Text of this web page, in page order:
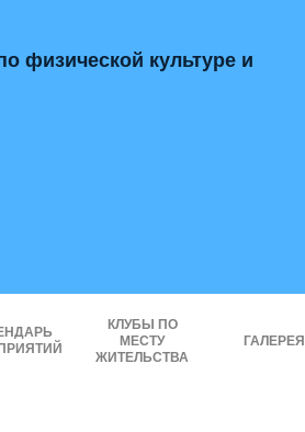
физической культуре и
КЛУБЫ ПО
МЕСТУ
ЖИТЕЛЬСТВА
ГАЛЕРЕЯ